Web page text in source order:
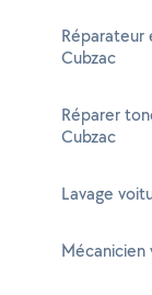
Réparateur
Cubzac
Réparer
Cubzac
Lavage
Mécanicien